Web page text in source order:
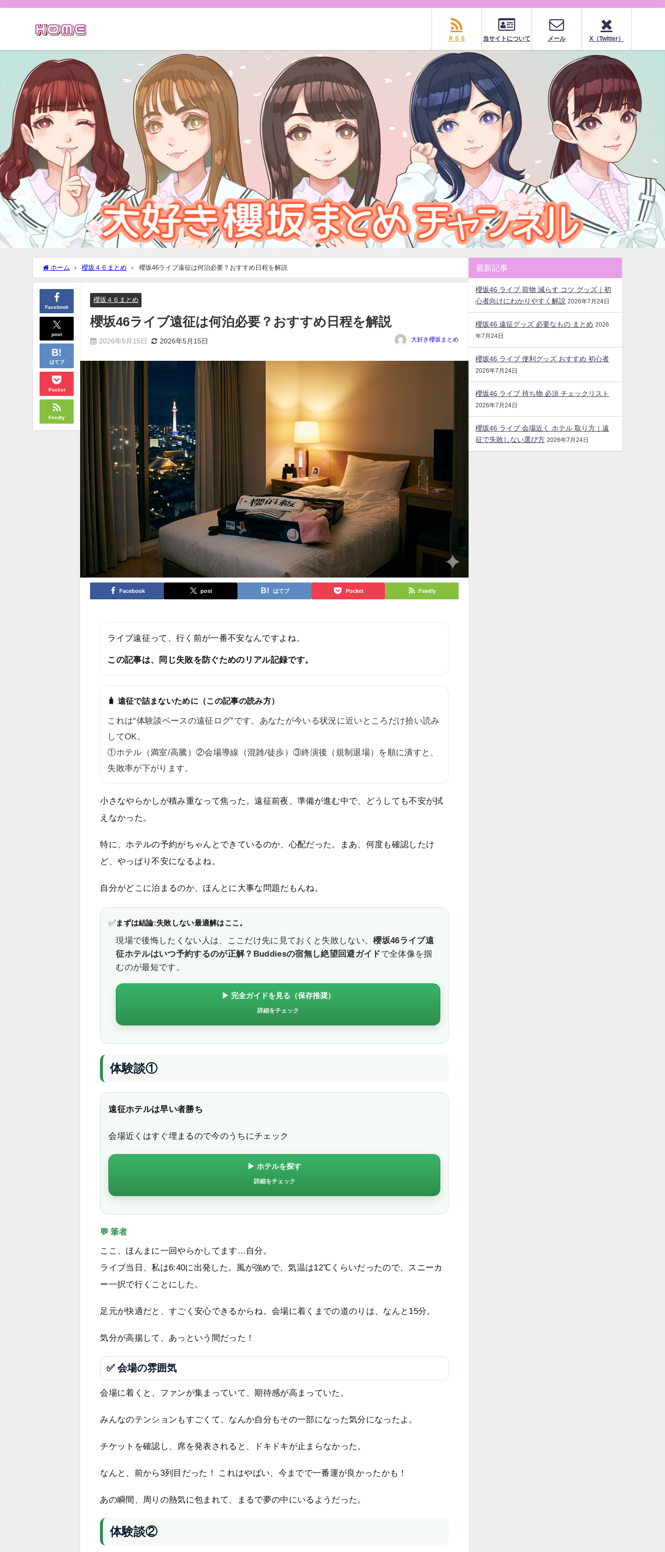
ＲＳＳ 当サイトについて メール X（Twitter）
ホーム 櫻坂４６まとめ 櫻坂46ライブ遠征は何泊必要？おすすめ日程を解説
Facebook
post
はてブ
Pocket
Feedly
櫻坂４６まとめ
櫻坂46ライブ遠征は何泊必要？おすすめ日程を解説
2026年5月15日 2026年5月15日 大好き櫻坂まとめ
Facebook post はてブ Pocket Feedly
ライブ遠征って、行く前が一番不安なんですよね。
この記事は、同じ失敗を防ぐためのリアル記録です。
🧳 遠征で詰まないために（この記事の読み方）
これは“体験談ベースの遠征ログ”です。あなたが今いる状況に近いところだけ拾い読み
してOK。
①ホテル（満室/高騰）②会場導線（混雑/徒歩）③終演後（規制退場）を順に潰すと、
失敗率が下がります。
小さなやらかしが積み重なって焦った。遠征前夜、準備が進む中で、どうしても不安が拭
えなかった。
特に、ホテルの予約がちゃんとできているのか、心配だった。まあ、何度も確認したけ
ど、やっぱり不安になるよね。
自分がどこに泊まるのか、ほんとに大事な問題だもんね。
✅ まずは結論:失敗しない最適解はここ。
現場で後悔したくない人は、ここだけ先に見ておくと失敗しない。櫻坂46ライブ遠
征ホテルはいつ予約するのが正解？Buddiesの宿無し絶望回避ガイドで全体像を掴
むのが最短です。
▶ 完全ガイドを見る（保存推奨）
詳細をチェック
体験談①
遠征ホテルは早い者勝ち
会場近くはすぐ埋まるので今のうちにチェック
▶ ホテルを探す
詳細をチェック
💬 筆者
ここ、ほんまに一回やらかしてます…自分。
ライブ当日、私は6:40に出発した。風が強めで、気温は12℃くらいだったので、スニーカ
ー一択で行くことにした。
足元が快適だと、すごく安心できるからね。会場に着くまでの道のりは、なんと15分。
気分が高揚して、あっという間だった！
✅ 会場の雰囲気
会場に着くと、ファンが集まっていて、期待感が高まっていた。
みんなのテンションもすごくて、なんか自分もその一部になった気分になったよ。
チケットを確認し、席を発表されると、ドキドキが止まらなかった。
なんと、前から3列目だった！ これはやばい、今までで一番運が良かったかも！
あの瞬間、周りの熱気に包まれて、まるで夢の中にいるようだった。
体験談②
最新記事
櫻坂46 ライブ 荷物 減らす コツ グッズ｜初
心者向けにわかりやすく解説 2026年7月24日
櫻坂46 遠征グッズ 必要なもの まとめ 2026
年7月24日
櫻坂46 ライブ 便利グッズ おすすめ 初心者
2026年7月24日
櫻坂46 ライブ 持ち物 必須 チェックリスト
2026年7月24日
櫻坂46 ライブ 会場近く ホテル 取り方｜遠
征で失敗しない選び方 2026年7月24日